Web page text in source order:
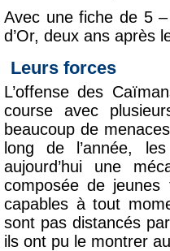
Avec une fiche de 5
d’Or, deux ans après
Leurs forces
L’offense des
course avec
beaucoup de
long de l’année,
aujourd’hui une
composée de
capables à tout
sont pas distancés
ils ont pu le montrer